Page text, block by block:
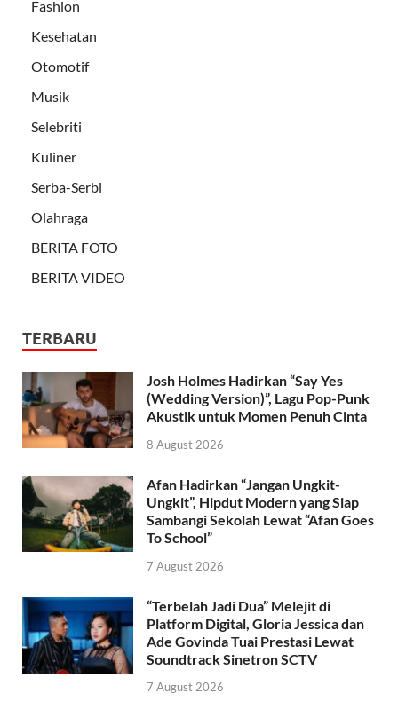
Fashion
Kesehatan
Otomotif
Musik
Selebriti
Kuliner
Serba-Serbi
Olahraga
BERITA FOTO
BERITA VIDEO
TERBARU
Josh Holmes Hadirkan “Say Yes
(Wedding Version)”, Lagu Pop-Punk
Akustik untuk Momen Penuh Cinta
8 August 2026
Afan Hadirkan “Jangan Ungkit-
Ungkit”, Hipdut Modern yang Siap
Sambangi Sekolah Lewat “Afan Goes
To School”
7 August 2026
“Terbelah Jadi Dua” Melejit di
Platform Digital, Gloria Jessica dan
Ade Govinda Tuai Prestasi Lewat
Soundtrack Sinetron SCTV
7 August 2026